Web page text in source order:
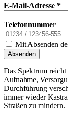
E-Mail-Adresse *
Telefonnummer
Mit Absenden
Absenden
Das Spektrum
Aufnahme,
Durchführung
immer wieder
Straßen zu mindern.